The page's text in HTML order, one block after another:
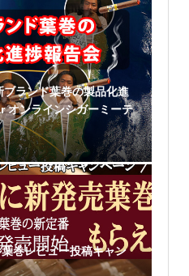
ランド葉巻の製品化進
オンラインシガーミーテ
巻レビュー投稿キャン